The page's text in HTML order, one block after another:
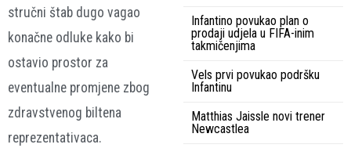
stručni štab dugo vagao
konačne odluke kako bi
ostavio prostor za
eventualne promjene zbog
zdravstvenog biltena
reprezentativaca.
Infantino povukao plan o
prodaji udjela u FIFA-inim
takmičenjima
Vels prvi povukao podršku
Infantinu
Matthias Jaissle novi trener
Newcastlea